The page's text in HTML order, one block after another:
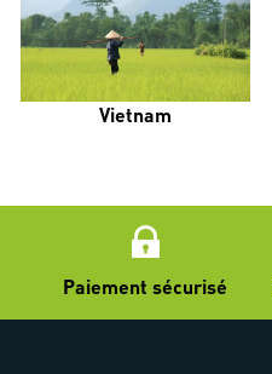
Vietnam
Paiement sécurisé